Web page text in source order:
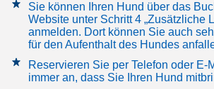
Sie können Ihren Hund über das
Website unter Schritt 4 „Zusätzliche
anmelden. Dort können Sie auch
für den Aufenthalt des Hundes
Reservieren Sie per Telefon oder E-
immer an, dass Sie Ihren Hund